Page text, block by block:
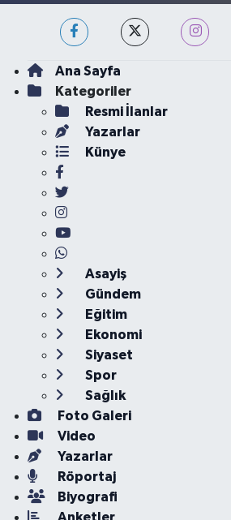
Ana Sayfa
Kategoriler
Resmi İlanlar
Yazarlar
Künye
Asayiş
Gündem
Eğitim
Ekonomi
Siyaset
Spor
Sağlık
Foto Galeri
Video
Yazarlar
Röportaj
Biyografi
Anketler